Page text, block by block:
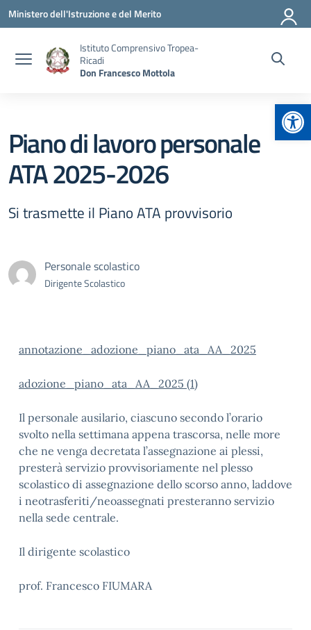
Vai ai contenuti
Vai al menu di navigazione
Vai al footer
Ministero dell'Istruzione e del Merito
Istituto Comprensivo Tropea-
Ricadi
Don Francesco Mottola
Piano di lavoro personale
ATA 2025-2026
Si trasmette il Piano ATA provvisorio
Personale scolastico
Dirigente Scolastico
annotazione_adozione_piano_ata_AA_2025
adozione_piano_ata_AA_2025 (1)
Il personale ausilario, ciascuno secondo l’orario
svolto nella settimana appena trascorsa, nelle more
che ne venga decretata l’assegnazione ai plessi,
presterà servizio provvisoriamente nel plesso
scolastico di assegnazione dello scorso anno, laddove
i neotrasferiti/neoassegnati presteranno servizio
nella sede centrale.
Il dirigente scolastico
prof. Francesco FIUMARA